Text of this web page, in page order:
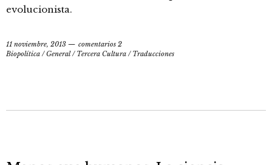
evolucionista.
11 noviembre, 2013
comentarios 2
Biopolítica /General/ Tercera Cultura / Traducciones